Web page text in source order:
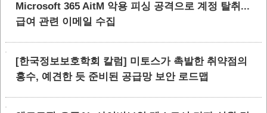
Microsoft 365 AitM 악용 피싱 공격으로 계정 탈취...
급여 관련 이메일 수집
[한국정보보호학회 칼럼] 미토스가 촉발한 취약점의
홍수, 예견한 듯 준비된 공급망 보안 로드맵